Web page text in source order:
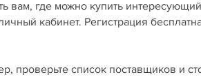
вам, где можно купить
кабинет. Регистрация
проверьте список поставщиков и